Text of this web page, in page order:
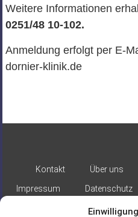
Weitere Informationen
0251/48 10-102.
Anmeldung erfolgt per E-
dornier-klinik.de
Kontakt Über uns
Impressum
Datenschutz